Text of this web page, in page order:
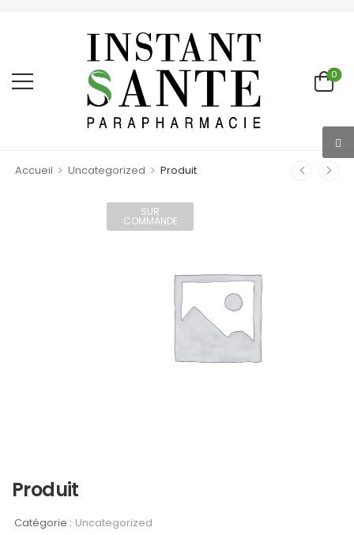
0
Accueil > Uncategorized > Produit
SUR
COMMANDE
Produit
Catégorie : Uncategorized